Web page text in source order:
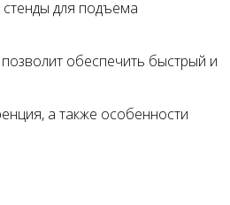
для подъема
обеспечить быстрый и
а также особенности